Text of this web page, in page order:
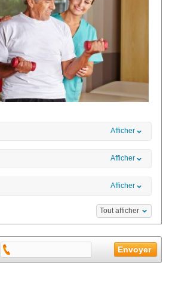
Afficher
Afficher
Afficher
Tout afficher